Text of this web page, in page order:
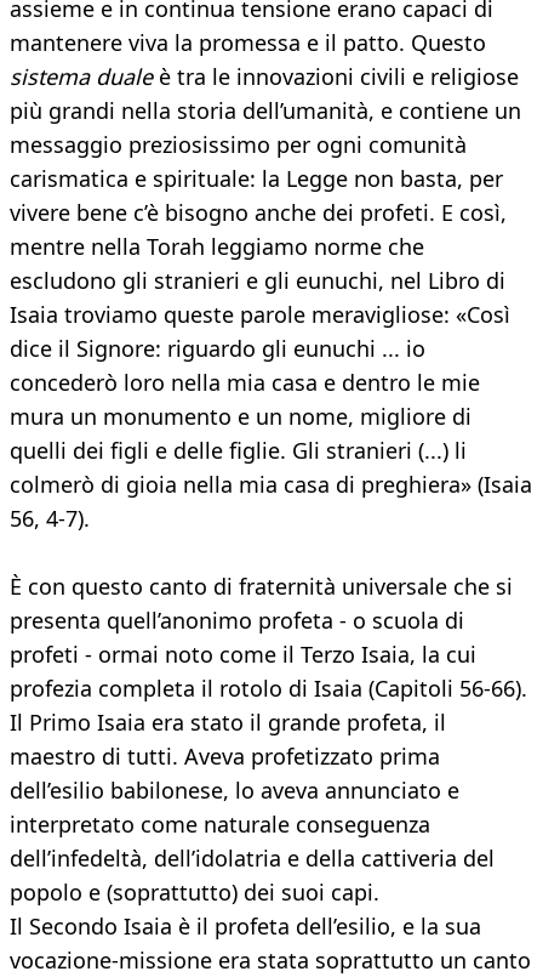
assieme e in continua tensione erano capaci di
mantenere viva la promessa e il patto. Questo
sistema duale è tra le innovazioni civili e religiose
più grandi nella storia dell’umanità, e contiene un
messaggio preziosissimo per ogni comunità
carismatica e spirituale: la Legge non basta, per
vivere bene c’è bisogno anche dei profeti. E così,
mentre nella Torah leggiamo norme che
escludono gli stranieri e gli eunuchi, nel Libro di
Isaia troviamo queste parole meravigliose: «Così
dice il Signore: riguardo gli eunuchi ... io
concederò loro nella mia casa e dentro le mie
mura un monumento e un nome, migliore di
quelli dei figli e delle figlie. Gli stranieri (...) li
colmerò di gioia nella mia casa di preghiera» (Isaia
56, 4-7).
È con questo canto di fraternità universale che si
presenta quell’anonimo profeta - o scuola di
profeti - ormai noto come il Terzo Isaia, la cui
profezia completa il rotolo di Isaia (Capitoli 56-66).
Il Primo Isaia era stato il grande profeta, il
maestro di tutti. Aveva profetizzato prima
dell’esilio babilonese, lo aveva annunciato e
interpretato come naturale conseguenza
dell’infedeltà, dell’idolatria e della cattiveria del
popolo e (soprattutto) dei suoi capi.
Il Secondo Isaia è il profeta dell’esilio, e la sua
vocazione-missione era stata soprattutto un canto